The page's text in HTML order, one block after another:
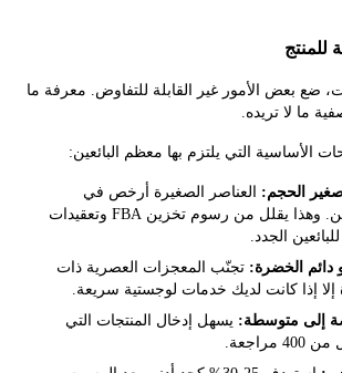
الأمور غير القابلة للتفاوض. معرفة ما
تريده.
التي يلتزم بها معظم البائعين:
العناصر الصغيرة أرخص في
الشحن والتخزين. وهذا يقلل من رسوم تخزين FBA وتعقيدات
تجنّب المعجزات العصرية ذات
كانت لديك خدمات لوجستية سريعة.
يسهل إدخال المنتجات التي